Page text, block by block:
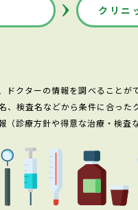
クリニ
クターの情報を調べることが
検査名などから条件に合った
診療方針や得意な治療・検査